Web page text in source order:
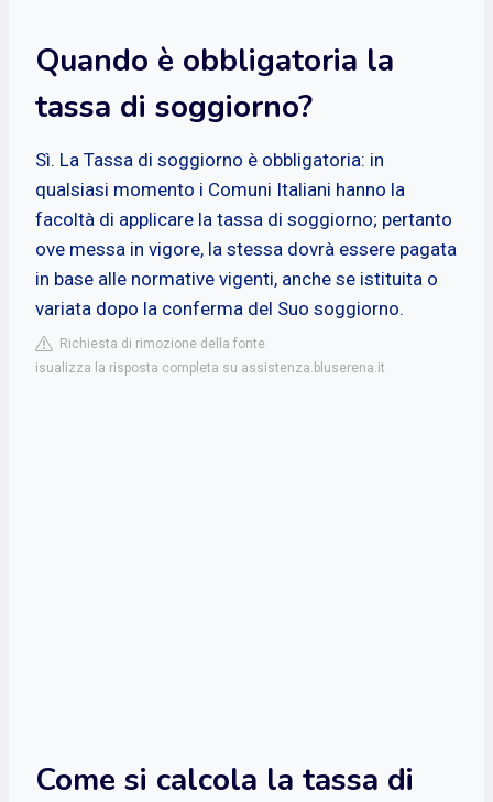
Quando è obbligatoria la
tassa di soggiorno?
Sì. La Tassa di soggiorno è obbligatoria: in
qualsiasi momento i Comuni Italiani hanno la
facoltà di applicare la tassa di soggiorno; pertanto
ove messa in vigore, la stessa dovrà essere pagata
in base alle normative vigenti, anche se istituita o
variata dopo la conferma del Suo soggiorno.
Richiesta di rimozione della fonte
isualizza la risposta completa su assistenza.bluserena.it
Come si calcola la tassa di